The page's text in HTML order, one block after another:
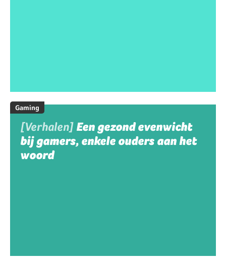
Gaming
[Verhalen] Een gezond evenwicht
bij gamers, enkele ouders aan het
woord